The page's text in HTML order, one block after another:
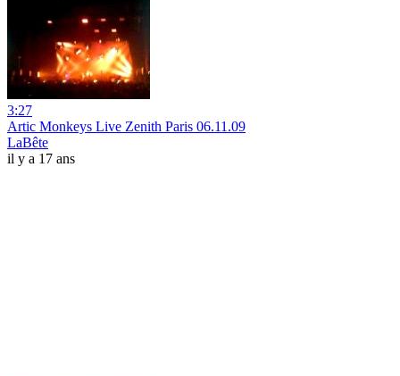
3:27
Artic Monkeys Live Zenith Paris 06.11.09
LaBête
il y a 17 ans